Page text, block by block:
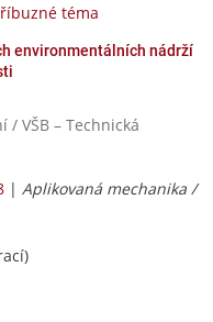
téma
environmentálních nádrží
/ VŠB – Technická
| Aplikovaná mechanika /